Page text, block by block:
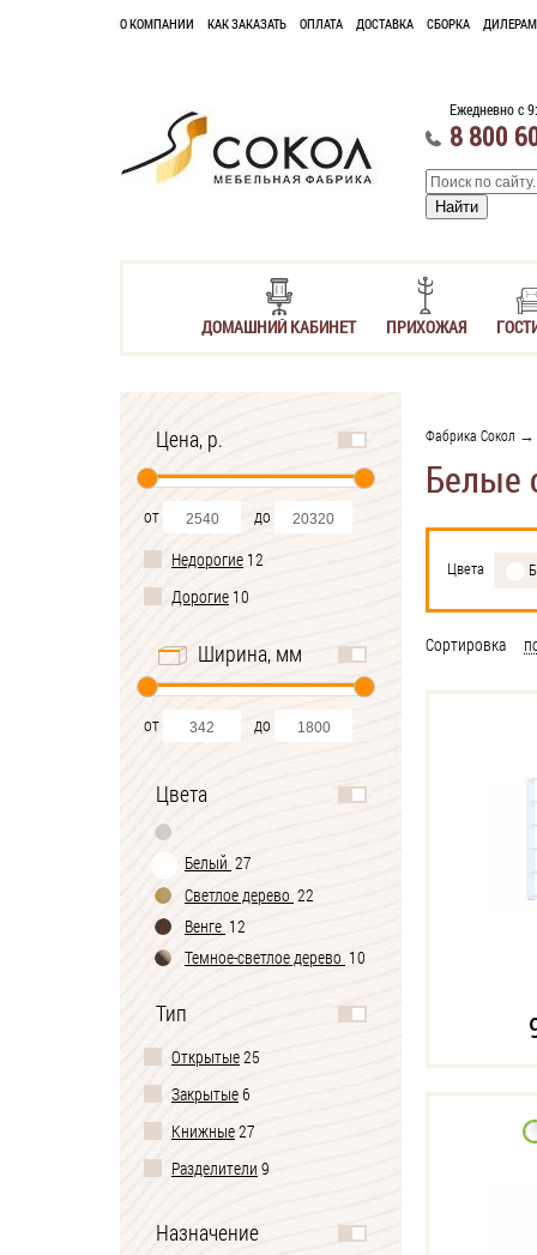
О КОМПАНИИ КАК ЗАКАЗАТЬ ОПЛАТА ДОСТАВКА СБОРКА ДИЛЕРАМ
Ежедневно с
8 800
ДОМАШНИЙ КАБИНЕТ ПРИХОЖАЯ
Цена, р.
от
до
Недорогие 12
Дорогие 10
Ширина, мм
от до
Цвета
Белый 27
Светлое дерево 22
Венге 12
Темное-cветлое дерево 10
Тип
Открытые25
Закрытые6
Книжные27
Разделители 9
Модульные 7
Назначение
Фабрика Сокол →
Белые
Цвета
Сортировка